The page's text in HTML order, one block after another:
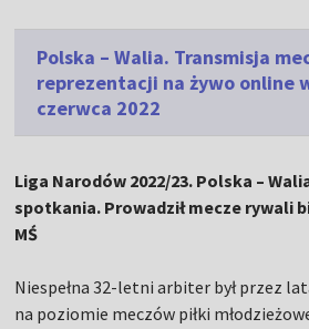
Polska – Walia. Transmisja
reprezentacji na żywo online
czerwca 2022
Liga Narodów 2022/23. Polska –
spotkania. Prowadził mecze rywali
MŚ
Niespełna 32-letni arbiter był przez
na poziomie meczów piłki